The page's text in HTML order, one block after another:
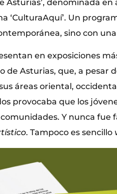
Asturias’, denominada
‘CulturaAquí’. Un
sino con
en exposiciones
de Asturias, que, a pesar
áreas oriental,
provocaba que los
Y nunca fue
. Tampoco es sencillo